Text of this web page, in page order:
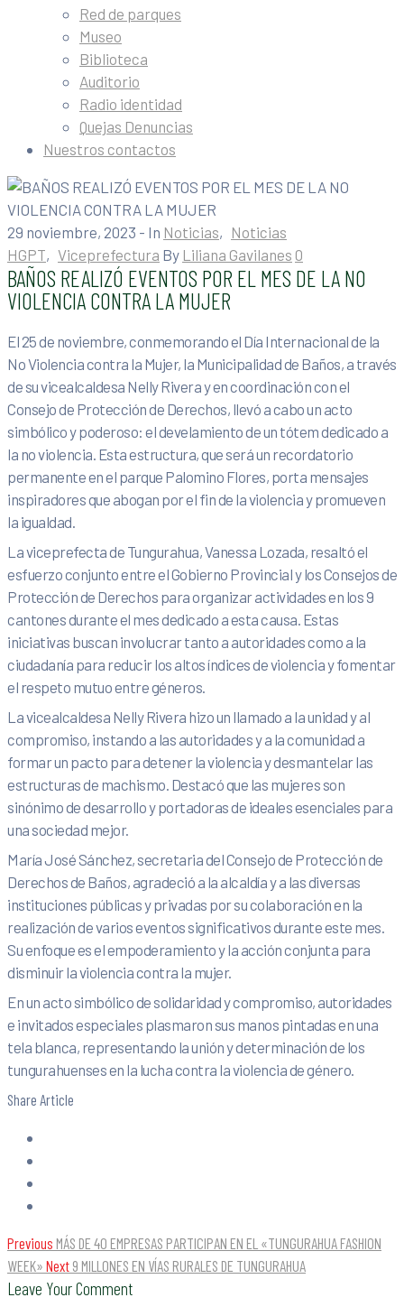
Red de parques
Museo
Biblioteca
Auditorio
Radio identidad
Quejas Denuncias
Nuestros contactos
29 noviembre, 2023 - In Noticias‚ Noticias
HGPT‚ Viceprefectura By Liliana Gavilanes 0
BAÑOS REALIZÓ EVENTOS POR EL MES DE LA NO
VIOLENCIA CONTRA LA MUJER
El 25 de noviembre, conmemorando el Día Internacional de la
No Violencia contra la Mujer, la Municipalidad de Baños, a través
de su vicealcaldesa Nelly Rivera y en coordinación con el
Consejo de Protección de Derechos, llevó a cabo un acto
simbólico y poderoso: el develamiento de un tótem dedicado a
la no violencia. Esta estructura, que será un recordatorio
permanente en el parque Palomino Flores, porta mensajes
inspiradores que abogan por el fin de la violencia y promueven
la igualdad.
La viceprefecta de Tungurahua, Vanessa Lozada, resaltó el
esfuerzo conjunto entre el Gobierno Provincial y los Consejos de
Protección de Derechos para organizar actividades en los 9
cantones durante el mes dedicado a esta causa. Estas
iniciativas buscan involucrar tanto a autoridades como a la
ciudadanía para reducir los altos índices de violencia y fomentar
el respeto mutuo entre géneros.
La vicealcaldesa Nelly Rivera hizo un llamado a la unidad y al
compromiso, instando a las autoridades y a la comunidad a
formar un pacto para detener la violencia y desmantelar las
estructuras de machismo. Destacó que las mujeres son
sinónimo de desarrollo y portadoras de ideales esenciales para
una sociedad mejor.
María José Sánchez, secretaria del Consejo de Protección de
Derechos de Baños, agradeció a la alcaldía y a las diversas
instituciones públicas y privadas por su colaboración en la
realización de varios eventos significativos durante este mes.
Su enfoque es el empoderamiento y la acción conjunta para
disminuir la violencia contra la mujer.
En un acto simbólico de solidaridad y compromiso, autoridades
e invitados especiales plasmaron sus manos pintadas en una
tela blanca, representando la unión y determinación de los
tungurahuenses en la lucha contra la violencia de género.
Share Article
Previous MÁS DE 40 EMPRESAS PARTICIPAN EN EL «TUNGURAHUA FASHION
WEEK» Next 9 MILLONES EN VÍAS RURALES DE TUNGURAHUA
Leave Your Comment